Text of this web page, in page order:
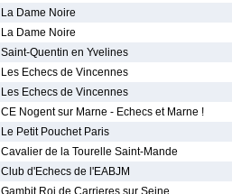
La Dame Noire
La Dame Noire
Saint-Quentin en Yvelines
Les Echecs de Vincennes
Les Echecs de Vincennes
CE Nogent sur Marne - Echecs et Marne !
Le Petit Pouchet Paris
Cavalier de la Tourelle Saint-Mande
Club d'Echecs de l'EABJM
Gambit Roi de Carrieres sur Seine